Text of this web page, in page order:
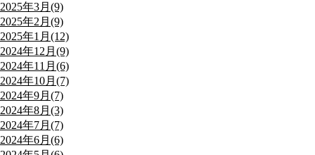
2025年3月(9)
2025年2月(9)
2025年1月(12)
2024年12月(9)
2024年11月(6)
2024年10月(7)
2024年9月(7)
2024年8月(3)
2024年7月(7)
2024年6月(6)